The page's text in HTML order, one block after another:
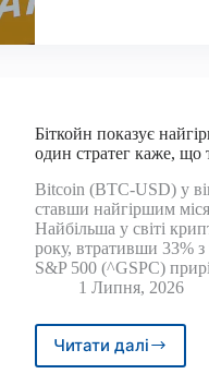
понад
22
доларів
через
шахрайство
з
біткойнами
Біткойн показує
один стратег каже, що
Bitcoin (BTC-USD) у
ставши найгіршим
Найбільша у світі
року, втративши 33%
S&P 500 (^GSPC)
1 Липня, 2026
Читати далі
Біткойн